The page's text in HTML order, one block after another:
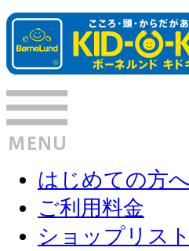
はじめての方へ
ご利用料金
ショップリスト